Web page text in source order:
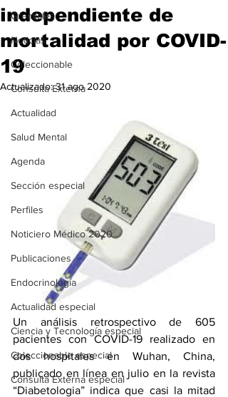
Gremiales
Noticias
Coleccionable
Consulta Externa
Actualidad
Salud Mental
Agenda
Sección especial
Perfiles
Noticiero Médico 2020
Publicaciones
Endocrinología
Actualidad especial
Ciencia y Tecnología especial
Coleccionable especial
Consulta Externa especial
independiente de
mortalidad por COVID-
19
Actualizado:31 ago 2020
Un análisis retrospectivo de 605
pacientes con COVID-19 realizado en
dos hospitales en Wuhan, China,
publicado en línea en julio en la revista
“Diabetologia” indica que casi la mitad